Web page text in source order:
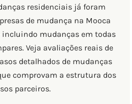
residenciais já foram
de mudança na Mooca
incluindo mudanças em todas
Veja avaliações reais de
detalhados de mudanças
comprovam a estrutura dos
parceiros.